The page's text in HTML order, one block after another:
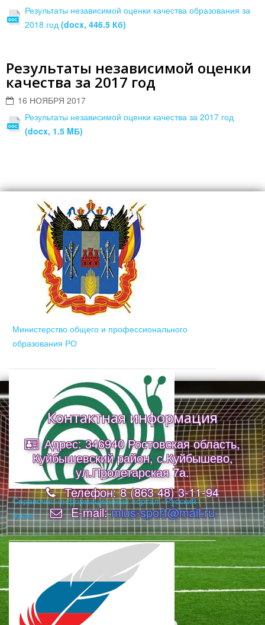
Результаты независимой оценки качества образования за
2018 год (docx, 446.5 Кб)
Результаты независимой оценки
качества за 2017 год
16 НОЯБРЯ 2017
Результаты независимой оценки качества за 2017 год
(docx, 1.5 MБ)
Министерство общего и профессионального
образования РО
Cправочно-информационный портал «Русский
язык»
Контактная информация
Адрес: 346940 Ростовская область,
Куйбышевский район, с.Куйбышево,
ул.Пролетарская 7а.
Телефон: 8 (863 48) 3-11-94
E-mail:mius-sport@mail.ru